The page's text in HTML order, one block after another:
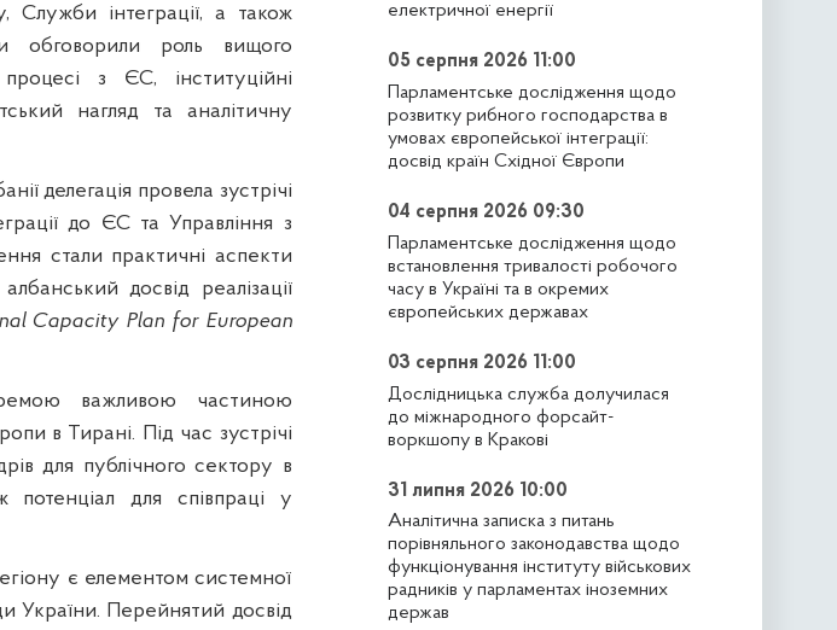
Служби інтеграції, а також
обговорили роль вищого
з ЄС, інституційні
нагляд та аналітичну
делегація провела зустрічі
до ЄС та Управління з
стали практичні аспекти
досвід реалізації
Capacity Plan for European
важливою частиною
в Тирані. Під час зустрічі
для публічного сектору в
потенціал для співпраці у
є елементом системної
України. Перейнятий досвід
електричної енергії
05 серпня 2026 11:00
Парламентське дослідження щодо
розвитку рибного господарства в
умовах європейської інтеграції:
досвід країн Східної Європи
04 серпня 2026 09:30
Парламентське дослідження щодо
встановлення тривалості робочого
часу в Україні та в окремих
європейських державах
03 серпня 2026 11:00
Дослідницька служба долучилася
до міжнародного форсайт-
воркшопу в Кракові
31 липня 2026 10:00
Аналітична записка з питань
порівняльного законодавства щодо
функціонування інституту військових
радників у парламентах іноземних
держав